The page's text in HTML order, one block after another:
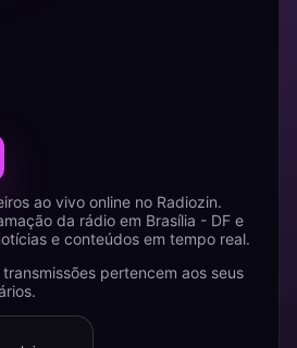
ao vivo online no Radiozin.
da rádio em Brasília - DF e
e conteúdos em tempo real.
pertencem aos seus